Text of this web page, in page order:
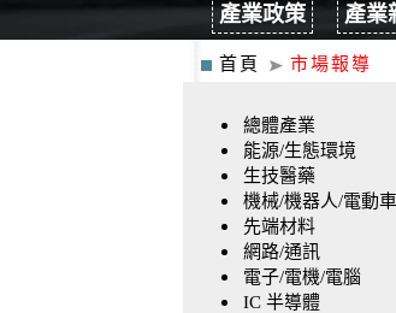
產業政策 產業
首頁 市場報導
總體產業
能源/生態環境
生技醫藥
機械/機器人/電動車
先端材料
網路/通訊
電子/電機/電腦
IC 半導體